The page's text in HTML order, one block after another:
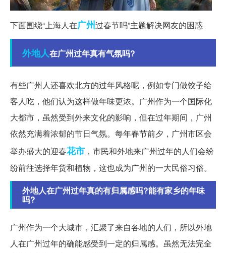
下面围绕“上海人在广州过春节吗”主题解决网友的困惑
外地人在广州过年真有气氛吗?
有些广州人还喜欢北方的过年风格呢，例如专门做饺子给
客人吃，他们认为这样做年味更浓。广州作为一个国际化
大都市，虽然受到外来文化的影响，但在过年期间，广州
依然充满着浓郁的节日气氛。每年春节前夕，广州市区会
举办盛大的迎春花市 ，市民和外地来广州过年的人们会纷
纷前往选择年货和植物，这也成为广州的一大民俗习俗。
外地人在广州过年真的有归属感吗?能有家乡的年味
吗?
广州作为一个大城市，汇聚了来自各地的人们，所以外地
人在广州过年的确能感受到一定的归属感。虽然无法完全